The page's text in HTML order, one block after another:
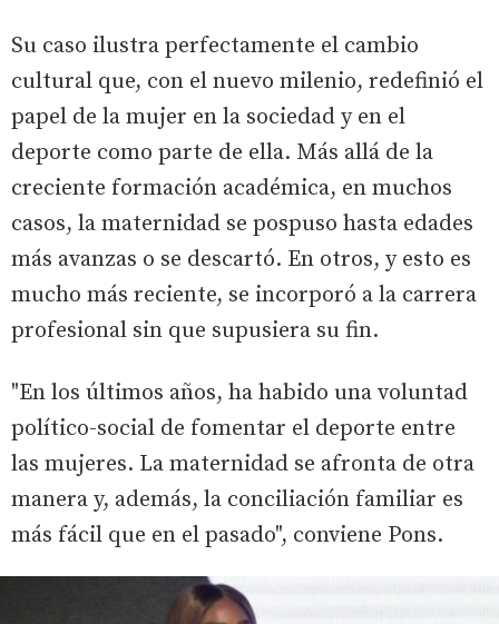
Su caso ilustra perfectamente el cambio
cultural que, con el nuevo milenio, redefinió el
papel de la mujer en la sociedad y en el
deporte como parte de ella. Más allá de la
creciente formación académica, en muchos
casos, la maternidad se pospuso hasta edades
más avanzas o se descartó. En otros, y esto es
mucho más reciente, se incorporó a la carrera
profesional sin que supusiera su fin.
"En los últimos años, ha habido una voluntad
político-social de fomentar el deporte entre
las mujeres. La maternidad se afronta de otra
manera y, además, la conciliación familiar es
más fácil que en el pasado", conviene Pons.